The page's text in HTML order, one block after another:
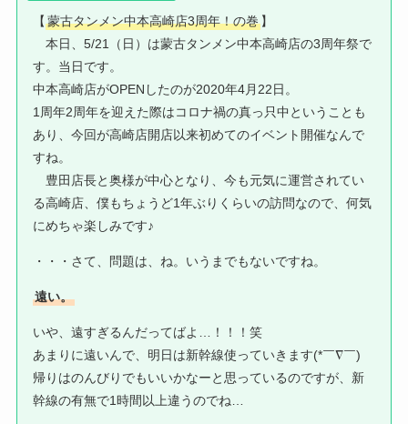
【蒙古タンメン中本高崎店3周年！の巻 】
本日、5/21（日）は蒙古タンメン中本高崎店の3周年祭で
す。当日です。
中本高崎店がOPENしたのが2020年4月22日。
1周年2周年を迎えた際はコロナ禍の真っ只中ということも
あり、今回が高崎店開店以来初めてのイベント開催なんで
すね。
豊田店長と奥様が中心となり、今も元気に運営されてい
る高崎店、僕もちょうど1年ぶりくらいの訪問なので、何気
にめちゃ楽しみです♪
・・・さて、問題は、ね。いうまでもないですね。
遠い。
いや、遠すぎるんだってばよ…！！！笑
あまりに遠いんで、明日は新幹線使っていきます(*￣∇￣)
帰りはのんびりでもいいかなーと思っているのですが、新
幹線の有無で1時間以上違うのでね…